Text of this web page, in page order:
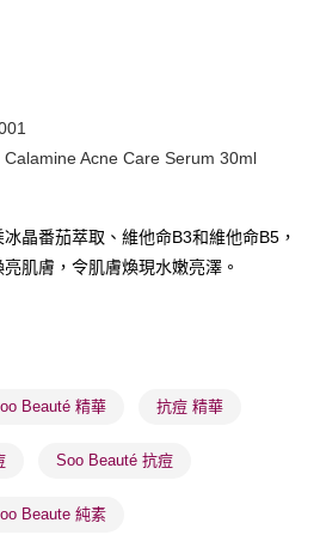
或以上免運費
訂單將隨機分配至SF順豐速運或京東
或以上免運費
Acne Care Serum 30ml
晶番茄萃取、維他命B3和維他命B5，
肌膚，令肌膚煥現水嫩亮澤。
Beauté 精華 抗痘 精華
Soo Beauté 抗痘
Beaute 純素